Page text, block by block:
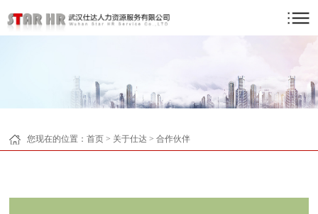
您现在的位置：首页 > 关于仕达 >合作伙伴